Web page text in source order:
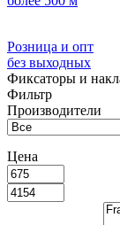
Розница и опт
без выходных
Фиксаторы и
Фильтр
Производители
Цена